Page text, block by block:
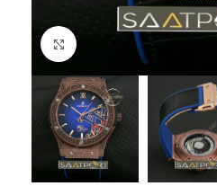
Büyütmek için tıklayın